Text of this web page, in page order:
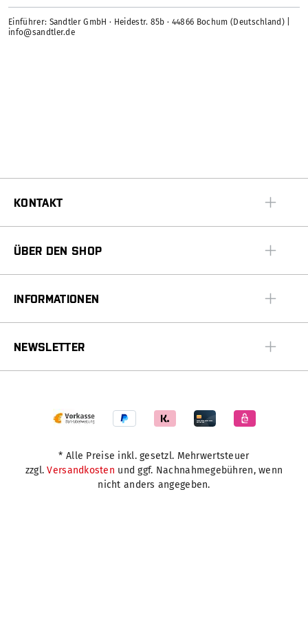
Einführer: Sandtler GmbH · Heidestr. 85b · 44866 Bochum (Deutschland) |
info@sandtler.de
KONTAKT
ÜBER DEN SHOP
INFORMATIONEN
NEWSLETTER
* Alle Preise inkl. gesetzl. Mehrwertsteuer
zzgl.Versandkosten und ggf. Nachnahmegebühren, wenn
nicht anders angegeben.